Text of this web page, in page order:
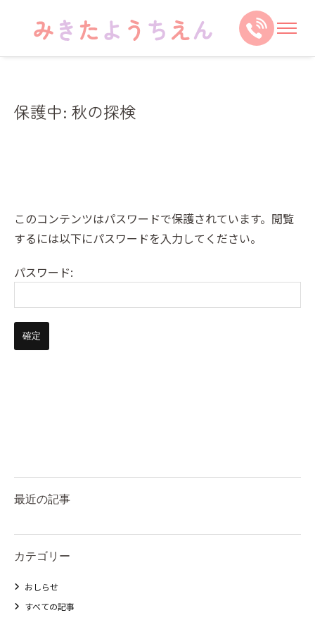
保護中: 秋の探検
このコンテンツはパスワードで保護されています。閲覧
するには以下にパスワードを入力してください。
パスワード:
最近の記事
カテゴリー
おしらせ
すべての記事